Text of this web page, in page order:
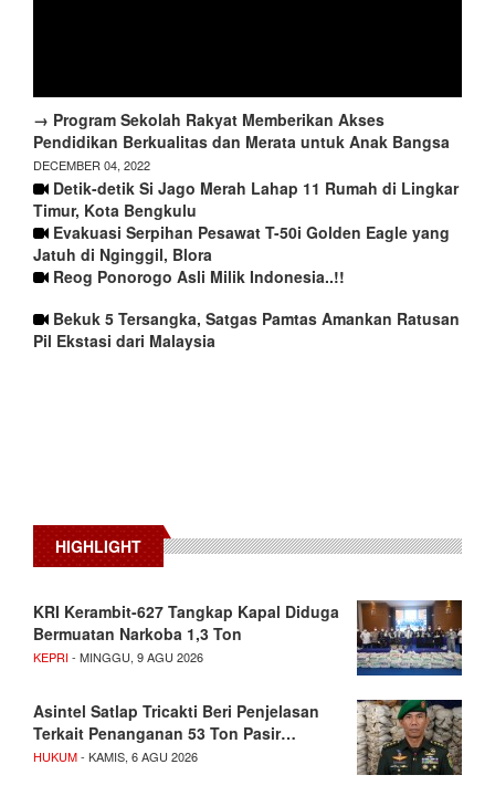
→ Program Sekolah Rakyat Memberikan Akses
Pendidikan Berkualitas dan Merata untuk Anak Bangsa
DECEMBER 04, 2022
Detik-detik Si Jago Merah Lahap 11 Rumah di Lingkar
Timur, Kota Bengkulu
Evakuasi Serpihan Pesawat T-50i Golden Eagle yang
Jatuh di Nginggil, Blora
Reog Ponorogo Asli Milik Indonesia..!!
Bekuk 5 Tersangka, Satgas Pamtas Amankan Ratusan
Pil Ekstasi dari Malaysia
HIGHLIGHT
KRI Kerambit-627 Tangkap Kapal Diduga
Bermuatan Narkoba 1,3 Ton
KEPRI- MINGGU, 9 AGU 2026
Asintel Satlap Tricakti Beri Penjelasan
Terkait Penanganan 53 Ton Pasir…
HUKUM- KAMIS, 6 AGU 2026